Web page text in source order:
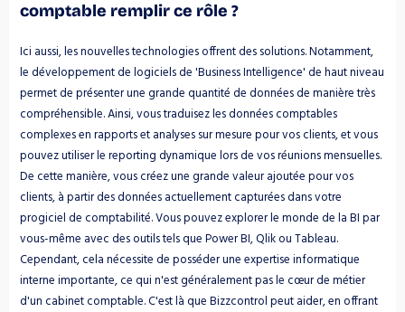
comptable remplir ce rôle ?
Ici aussi, les nouvelles technologies offrent des solutions. Notamment,
le développement de logiciels de 'Business Intelligence' de haut niveau
permet de présenter une grande quantité de données de manière très
compréhensible. Ainsi, vous traduisez les données comptables
complexes en rapports et analyses sur mesure pour vos clients, et vous
pouvez utiliser le reporting dynamique lors de vos réunions mensuelles.
De cette manière, vous créez une grande valeur ajoutée pour vos
clients, à partir des données actuellement capturées dans votre
progiciel de comptabilité. Vous pouvez explorer le monde de la BI par
vous-même avec des outils tels que Power BI, Qlik ou Tableau.
Cependant, cela nécessite de posséder une expertise informatique
interne importante, ce qui n'est généralement pas le cœur de métier
d'un cabinet comptable. C'est là que Bizzcontrol peut aider, en offrant